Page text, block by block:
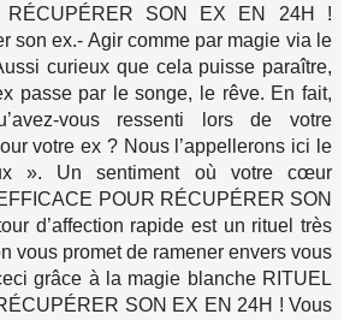
RÉCUPÉRER SON EX EN 24H !
son ex.- Agir comme par magie via le
curieux que cela puisse paraître,
passe par le songe, le rêve. En fait,
vous ressenti lors de votre
votre ex ? Nous l’appellerons ici le
». Un sentiment où votre cœur
POUR RÉCUPÉRER SON
d’affection rapide est un rituel très
vous promet de ramener envers vous
grâce à la magie blanche RITUEL
SON EX EN 24H ! Vous